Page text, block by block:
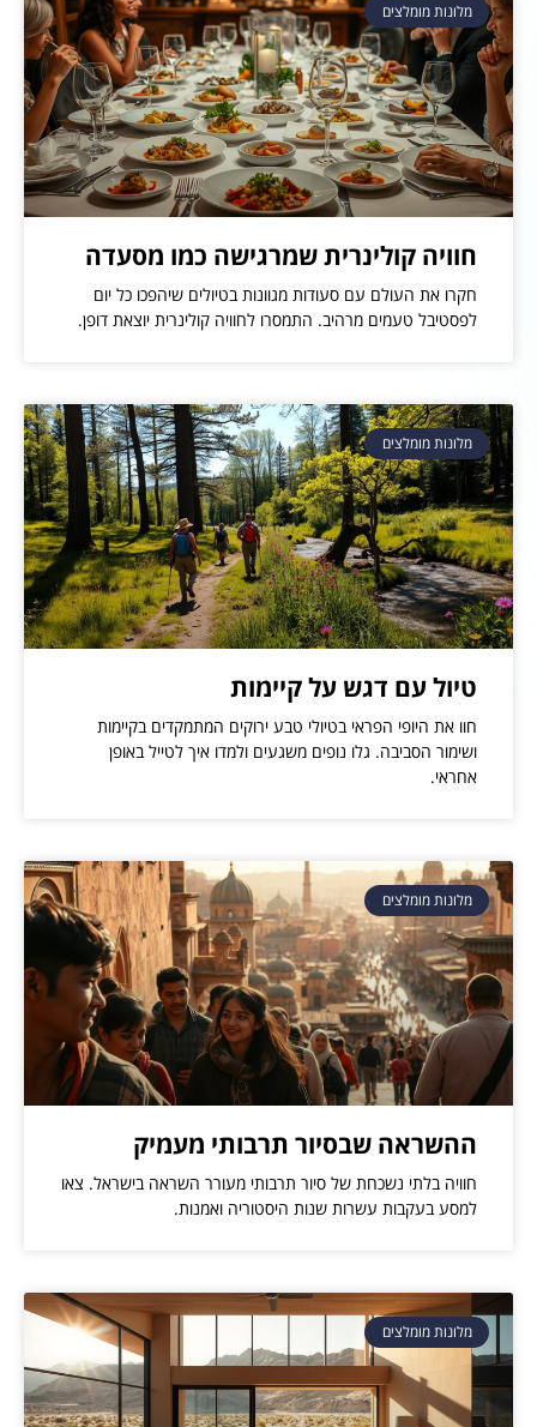
מלונות מומלצים
חוויה קולינרית שמרגישה כמו מסעדה
חקרו את העולם עם סעודות מגוונות בטיולים שיהפכו כל יום
לפסטיבל טעמים מרהיב. התמסרו לחוויה קולינרית יוצאת דופן.
מלונות מומלצים
טיול עם דגש על קיימות
חוו את היופי הפראי בטיולי טבע ירוקים המתמקדים בקיימות
ושימור הסביבה. גלו נופים משגעים ולמדו איך לטייל באופן
אחראי.
מלונות מומלצים
ההשראה שבסיור תרבותי מעמיק
חוויה בלתי נשכחת של סיור תרבותי מעורר השראה בישראל. צאו
למסע בעקבות עשרות שנות היסטוריה ואמנות.
מלונות מומלצים